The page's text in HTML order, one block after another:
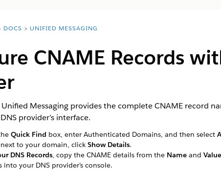
DOCS UNIFIED MESSAGING
CNAME Records
Messaging provides the complete CNAME record
provider’s interface.
Quick Find box, enter Authenticated Domains, and then select
to your domain, click Show Details.
DNS Records, copy the CNAME details from the Nameand Value
into your DNS provider’s console.